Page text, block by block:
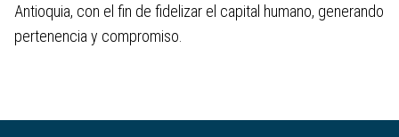
Antioquia, con el fin de fidelizar el capital humano, generando
pertenencia y compromiso.